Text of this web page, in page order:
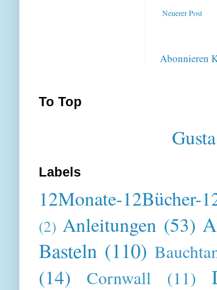
Neuerer Post
Abonnieren
To Top
Labels
12Monate-12Bücher-
(2) Anleitungen (53)
Basteln (110)
(14) Cornwall (11)